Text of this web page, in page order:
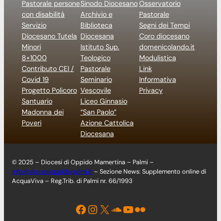
Pastorale persone
con disabilità
Servizio
Diocesano Tutela
Minori
8×1000
Contributo CEI /
Covid 19
Progetto Policoro
Santuario
Madonna dei
Poveri
Sinodo Diocesano
Archivio e
Biblioteca
Diocesana
Istituto Sup.
Teologico
Pastorale
Seminario
Vescovile
Liceo Ginnasio
“San Paolo”
Azione Cattolica
Diocesana
Osservatorio
Pastorale
Segni dei Tempi
Coro diocesano
domenicolando.it
Modulistica
Link
Informativa
Privacy
© 2025 – Diocesi di Oppido Mamertina – Palmi –
info@diocesioppidopalmi.it – Sezione News: Supplemento online di
AcquaViva – Reg.Trib. di Palmi nr. 66/1993
Facebook Instagram X Soundcloud YouTube Flickr